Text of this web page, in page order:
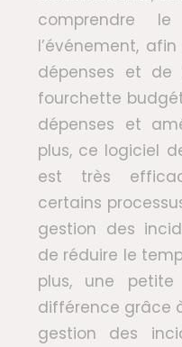
comprendre
l’événement,
dépenses et
fourchette
dépenses et
plus, ce logiciel
est très
certains
gestion des
de réduire le
plus, une
différence grâce
gestion des